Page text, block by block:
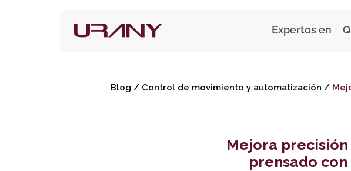
Expertos en
Blog / Control de movimiento y automatización /
Mejora
prensado